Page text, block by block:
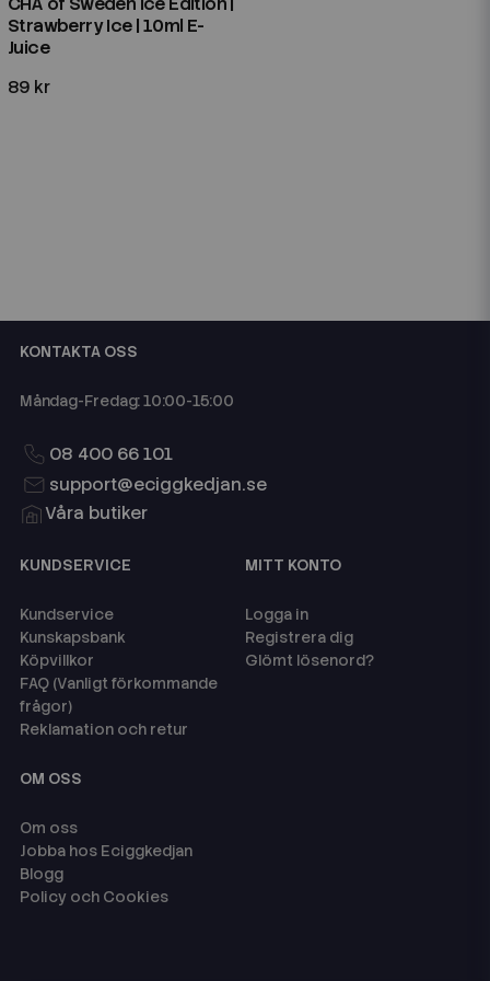
Strawberry Ice | 10ml E-
Juice
89 kr
KONTAKTA OSS
Måndag-Fredag: 10:00-15:00
08 400 66 101
support@eciggkedjan.se
Våra butiker
KUNDSERVICE
Kundservice
Kunskapsbank
Köpvillkor
FAQ (Vanligt förkommande
frågor)
Reklamation och retur
MITT KONTO
Logga in
Registrera dig
Glömt lösenord?
OM OSS
Om oss
Jobba hos Eciggkedjan
Blogg
Policy och Cookies